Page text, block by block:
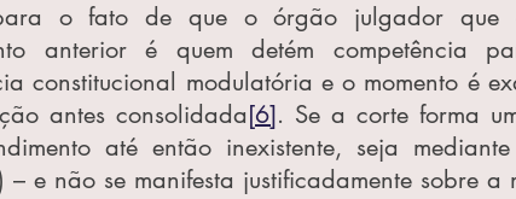
o fato de que o órgão julgador que
anterior é quem detém competência
constitucional modulatória e o momento é
antes consolidada[6]. Se a corte forma
até então inexistente, seja
– e não se manifesta justificadamente sobre a